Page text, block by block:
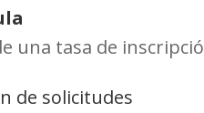
una tasa de
de solicitudes